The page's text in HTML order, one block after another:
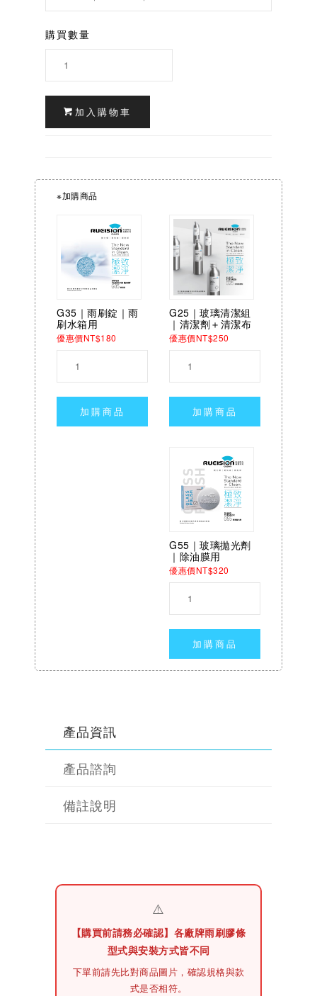
購買數量
加入購物車
※加購商品
G35｜雨刷錠｜雨
刷水箱用
優惠價NT$180
加購商品
G25｜玻璃清潔組
｜清潔劑＋清潔布
優惠價NT$250
加購商品
G55｜玻璃拋光劑
｜除油膜用
優惠價NT$320
加購商品
產品資訊
產品諮詢
備註說明
⚠️
【購買前請務必確認】各廠牌雨刷膠條
型式與安裝方式皆不同
下單前請先比對商品圖片 ，確認規格與款
式是否相符。